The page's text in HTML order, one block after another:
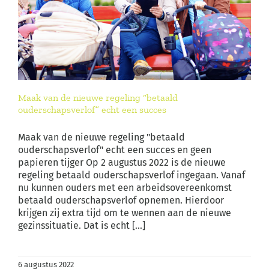
Maak van de nieuwe regeling “betaald
ouderschapsverlof” echt een succes
Maak van de nieuwe regeling "betaald
ouderschapsverlof" echt een succes en geen
papieren tijger Op 2 augustus 2022 is de nieuwe
regeling betaald ouderschapsverlof ingegaan. Vanaf
nu kunnen ouders met een arbeidsovereenkomst
betaald ouderschapsverlof opnemen. Hierdoor
krijgen zij extra tijd om te wennen aan de nieuwe
gezinssituatie. Dat is echt [...]
6 augustus 2022